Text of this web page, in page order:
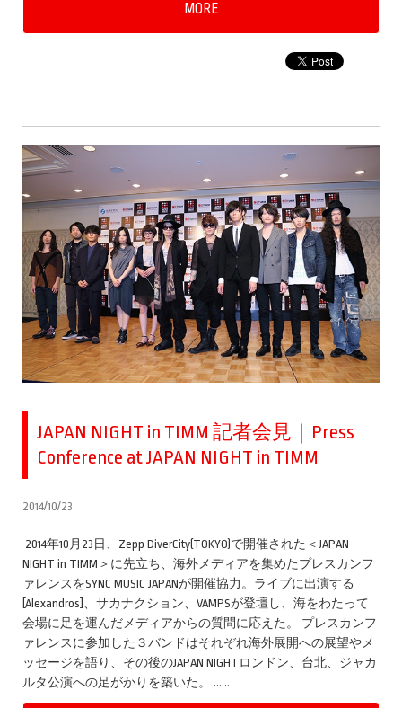
MORE
JAPAN NIGHT in TIMM 記者会見｜Press
Conference at JAPAN NIGHT in TIMM
2014/10/23
2014年10月23日、Zepp DiverCity(TOKYO)で開催された＜JAPAN
NIGHT in TIMM＞に先立ち、海外メディアを集めたプレスカンフ
ァレンスをSYNC MUSIC JAPANが開催協力。ライブに出演する
[Alexandros]、サカナクション、VAMPSが登壇し、海をわたって
会場に足を運んだメディアからの質問に応えた。 プレスカンフ
ァレンスに参加した３バンドはそれぞれ海外展開への展望やメ
ッセージを語り、その後のJAPAN NIGHTロンドン、台北、ジャカ
ルタ公演への足がかりを築いた。 ……